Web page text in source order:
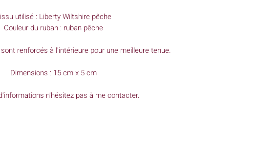
utilisé : Liberty Wiltshire pêche
Couleur du ruban : ruban pêche
renforcés à l'intérieure pour une meilleure tenue.
Dimensions : 15 cm x 5 cm
n'hésitez pas à me contacter.